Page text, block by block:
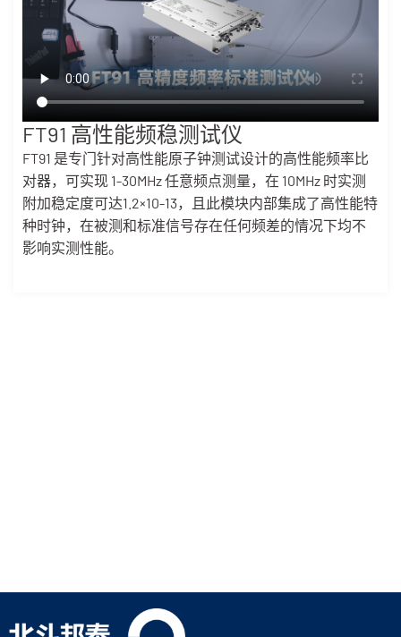
FT91 高性能频稳测试仪
FT91 是专门针对高性能原子钟测试设计的高性能频率比
对器，可实现 1-30MHz 任意频点测量，在 10MHz 时实测
附加稳定度可达1.2×10-13，且此模块内部集成了高性能特
种时钟，在被测和标准信号存在任何频差的情况下均不
影响实测性能。